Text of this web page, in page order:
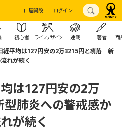
口座開設 ログイン
初心者 ライフデザイン 連載 著者 商
経平均は127円安の2万3215円と続落 新
れが続く
均は127円安の2万
肺炎への警戒感か
が続く